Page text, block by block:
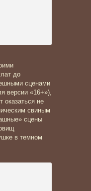
до
сценами
версии «16+»),
оказаться не
свиным
сцены
в темном